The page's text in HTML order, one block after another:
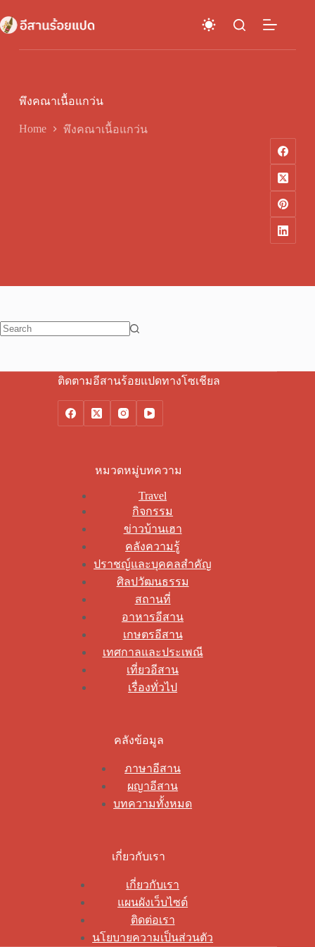
to
content
พึงคณาเนื้อแกว่น
Home พึงคณาเนื้อแกว่น
ติดตามอีสานร้อยแปดทางโซเชียล
หมวดหมู่บทความ
Travel
กิจกรรม
ข่าวบ้านเฮา
คลังความรู้
ปราชญ์และบุคคลสำคัญ
ศิลปวัฒนธรรม
สถานที่
อาหารอีสาน
เกษตรอีสาน
เทศกาลและประเพณี
เที่ยวอีสาน
เรื่องทั่วไป
คลังข้อมูล
ภาษาอีสาน
ผญาอีสาน
บทความทั้งหมด
เกี่ยวกับเรา
เกี่ยวกับเรา
แผนผังเว็บไซต์
ติดต่อเรา
นโยบายความเป็นส่วนตัว